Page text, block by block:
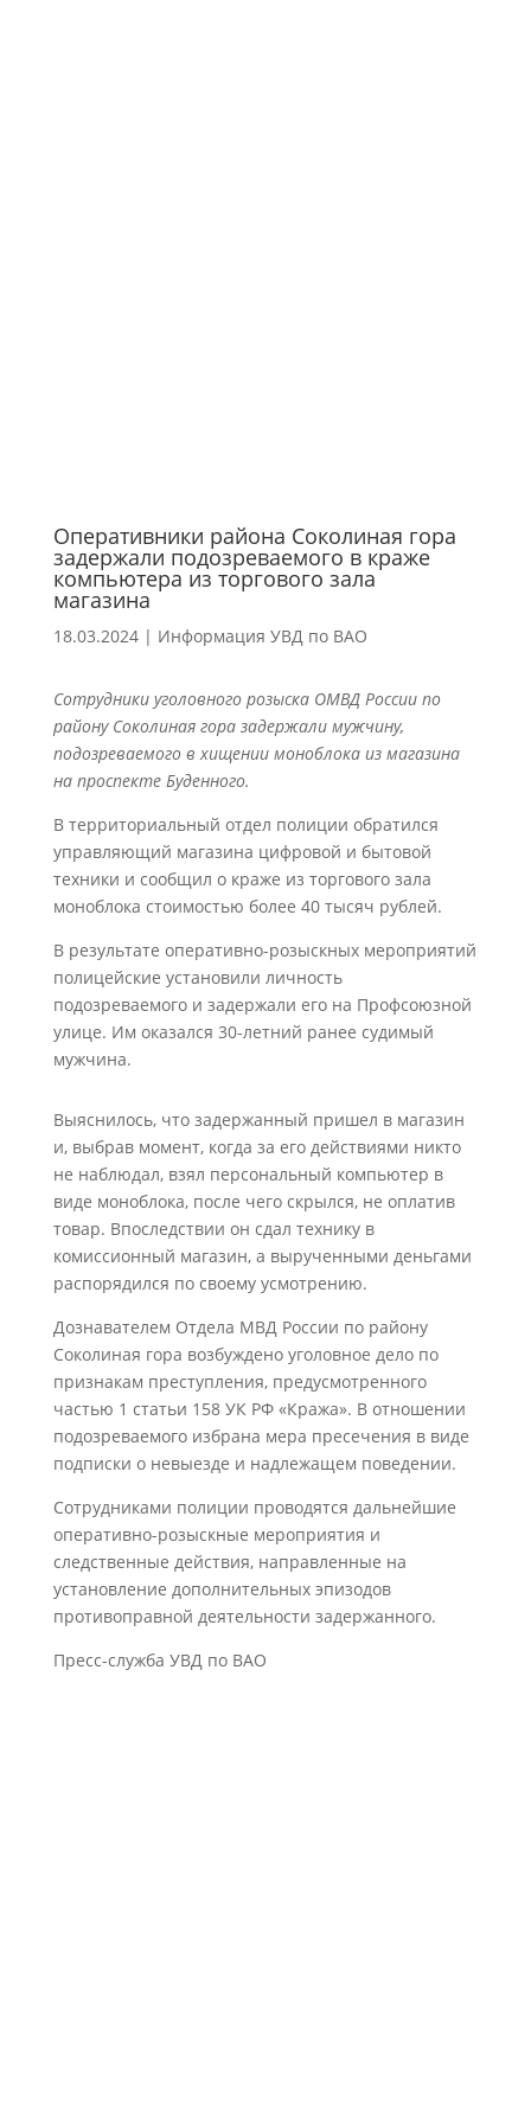
Оперативники района Соколиная гора
задержали подозреваемого в краже
компьютера из торгового зала
магазина
18.03.2024| Информация УВД по ВАО
Сотрудники уголовного розыска ОМВД России по
району Соколиная гора задержали мужчину,
подозреваемого в хищении моноблока из магазина
на проспекте Буденного.
В территориальный отдел полиции обратился
управляющий магазина цифровой и бытовой
техники и сообщил о краже из торгового зала
моноблока стоимостью более 40 тысяч рублей.
В результате оперативно-розыскных мероприятий
полицейские установили личность
подозреваемого и задержали его на Профсоюзной
улице. Им оказался 30-летний ранее судимый
мужчина.
Выяснилось, что задержанный пришел в магазин
и, выбрав момент, когда за его действиями никто
не наблюдал, взял персональный компьютер в
виде моноблока, после чего скрылся, не оплатив
товар. Впоследствии он сдал технику в
комиссионный магазин, а вырученными деньгами
распорядился по своему усмотрению.
Дознавателем Отдела МВД России по району
Соколиная гора возбуждено уголовное дело по
признакам преступления, предусмотренного
частью 1 статьи 158 УК РФ «Кража». В отношении
подозреваемого избрана мера пресечения в виде
подписки о невыезде и надлежащем поведении.
Сотрудниками полиции проводятся дальнейшие
оперативно-розыскные мероприятия и
следственные действия, направленные на
установление дополнительных эпизодов
противоправной деятельности задержанного.
Пресс-служба УВД по ВАО